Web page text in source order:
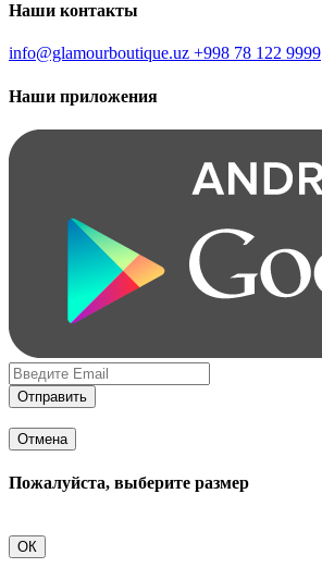
Наши контакты
info@glamourboutique.uz +998 78 122 9999
Наши приложения
Отправить
Отмена
Пожалуйста, выберите размер
ОК